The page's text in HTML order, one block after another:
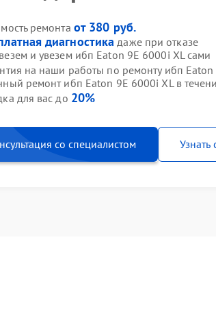
ремонта от 380 руб.
диагностика даже при отказе
и увезем ибп Eaton 9E 6000i XL сами
на наши работы по ремонту ибп Eaton
ремонт ибп Eaton 9E 6000i XL в
для вас до 20%
со специалистом Узнать